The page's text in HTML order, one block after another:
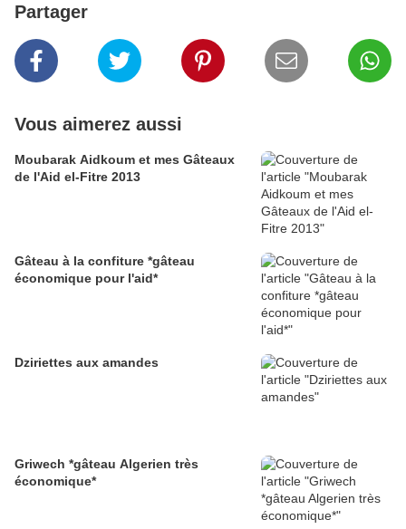
Partager
Vous aimerez aussi
Moubarak Aidkoum et mes Gâteaux
de l'Aid el-Fitre 2013
Gâteau à la confiture *gâteau
économique pour l'aid*
Dziriettes aux amandes
Griwech *gâteau Algerien très
économique*